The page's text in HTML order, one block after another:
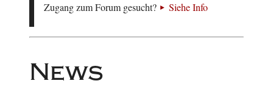
Zugang zum Forum gesucht?
Siehe Info
News